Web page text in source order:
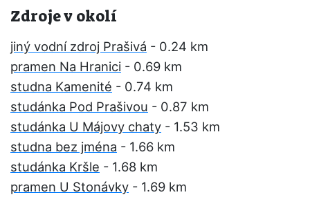
Zdroje v okolí
jiný vodní zdroj Prašivá - 0.24 km
pramen Na Hranici - 0.69 km
studna Kamenité - 0.74 km
studánka Pod Prašivou - 0.87 km
studánka U Májovy chaty - 1.53 km
studna bez jména - 1.66 km
studánka Kršle - 1.68 km
pramen U Stonávky - 1.69 km